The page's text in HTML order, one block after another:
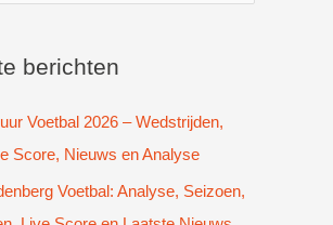
berichten
Voetbal 2026 – Wedstrijden,
Score, Nieuws en Analyse
Voetbal: Analyse, Seizoen,